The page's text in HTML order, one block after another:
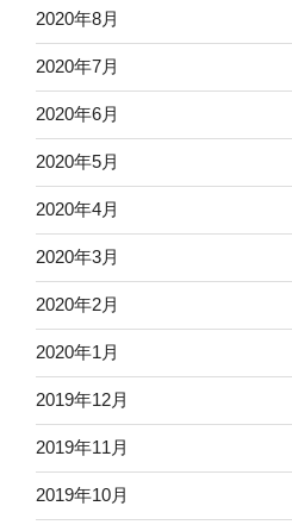
2020年8月
2020年7月
2020年6月
2020年5月
2020年4月
2020年3月
2020年2月
2020年1月
2019年12月
2019年11月
2019年10月